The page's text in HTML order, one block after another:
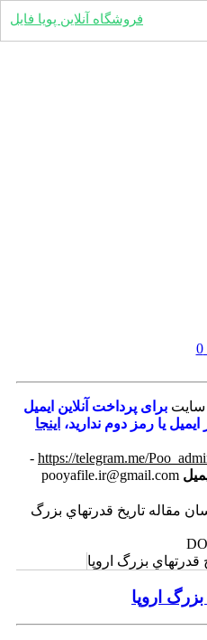
0
فروشگاه آنلاین پویا فایل
سایت برای پرداخت آنلاین ایمیل
یا رمز دوم ندارید، اینجا
https://telegram.me/
-
pooyafile.ir@gmail.com
مقاله تاريخ قدرتهاي بزرگ
اروپا